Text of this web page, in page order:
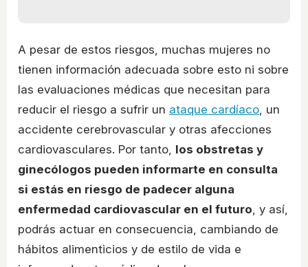
A pesar de estos riesgos, muchas mujeres no
tienen información adecuada sobre esto ni sobre
las evaluaciones médicas que necesitan para
reducir el riesgo a sufrir un ataque cardíaco, un
accidente cerebrovascular y otras afecciones
cardiovasculares. Por tanto, los obstretas y
ginecólogos pueden informarte en consulta
si estás en riesgo de padecer alguna
enfermedad cardiovascular en el futuro, y así,
podrás actuar en consecuencia, cambiando de
hábitos alimenticios y de estilo de vida e